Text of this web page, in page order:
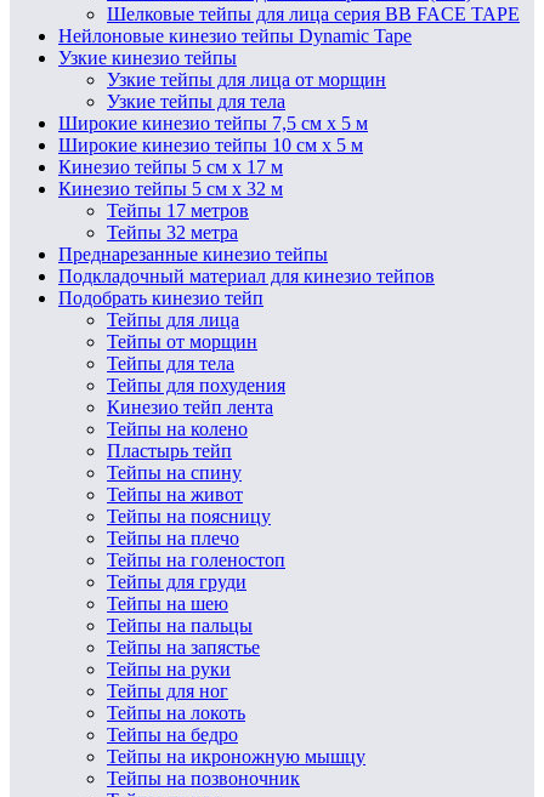
Шелковые тейпы для лица серия BB FACE TAPE
Нейлоновые кинезио тейпы Dynamic Tape
Узкие кинезио тейпы
Узкие тейпы для лица от морщин
Узкие тейпы для тела
Широкие кинезио тейпы 7,5 см x 5 м
Широкие кинезио тейпы 10 см х 5 м
Кинезио тейпы 5 см x 17 м
Кинезио тейпы 5 см х 32 м
Тейпы 17 метров
Тейпы 32 метра
Преднарезанные кинезио тейпы
Подкладочный материал для кинезио тейпов
Подобрать кинезио тейп
Тейпы для лица
Тейпы от морщин
Тейпы для тела
Тейпы для похудения
Кинезио тейп лента
Тейпы на колено
Пластырь тейп
Тейпы на спину
Тейпы на живот
Тейпы на поясницу
Тейпы на плечо
Тейпы на голеностоп
Тейпы для груди
Тейпы на шею
Тейпы на пальцы
Тейпы на запястье
Тейпы на руки
Тейпы для ног
Тейпы на локоть
Тейпы на бедро
Тейпы на икроножную мышцу
Тейпы на позвоночник